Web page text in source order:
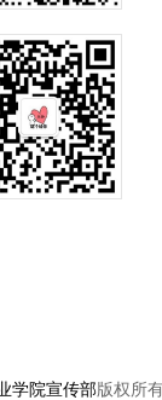
学院宣传部版权所